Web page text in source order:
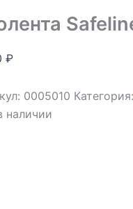
₽
0005010 Категория:
наличии